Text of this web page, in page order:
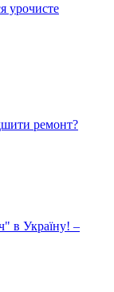
урочисте
ремонт?
в Україну! –